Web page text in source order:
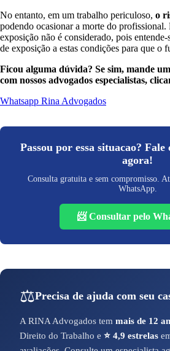
No entanto, em um trabalho periculoso, o
podendo ocasionar a morte do profissional.
exposição não é considerado, pois
de exposição a estas condições para que o
Ficou alguma dúvida? Se sim, mande
com nossos advogados especialistas,
Whatsapp Rina Advogados
Passou por essa situacao?
agora!
Consulta gratuita e sem compromisso.
WhatsApp.
📨 Consultar pelo
⚖️Precisa de ajuda com seu
A RINA Advogados tem mais de 12
Direito do Trabalho e ⭐ 4,9 estrelas